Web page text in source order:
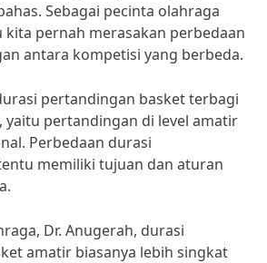
Sebagai pecinta olahraga
kita pernah merasakan perbedaan
antara kompetisi yang berbeda.
pertandingan basket terbagi
yaitu pertandingan di level amatir
Perbedaan durasi
memiliki tujuan dan aturan
Dr. Anugerah, durasi
amatir biasanya lebih singkat